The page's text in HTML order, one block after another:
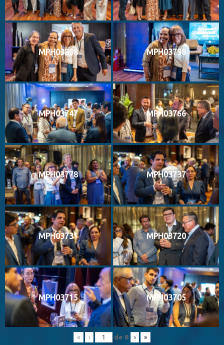
MPH03808 MPH03798
MPH03747 MPH03766
MPH03778 MPH03737
MPH03731 MPH03720
MPH03715 MPH03705
« ‹ de 8 › »